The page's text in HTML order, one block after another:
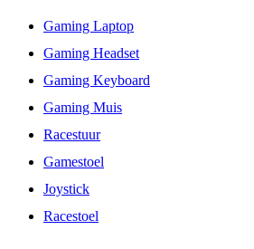
Gaming Laptop
Gaming Headset
Gaming Keyboard
Gaming Muis
Racestuur
Gamestoel
Joystick
Racestoel